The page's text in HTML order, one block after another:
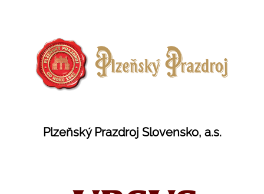
Plzeňský Prazdroj Slovensko, a.s.